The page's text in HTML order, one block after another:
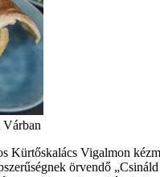
Kürtőskalács Vigalmon
örvendő